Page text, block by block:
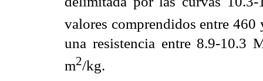
valores comprendidos entre 460
una resistencia entre 8.9-10.3
m2/kg.